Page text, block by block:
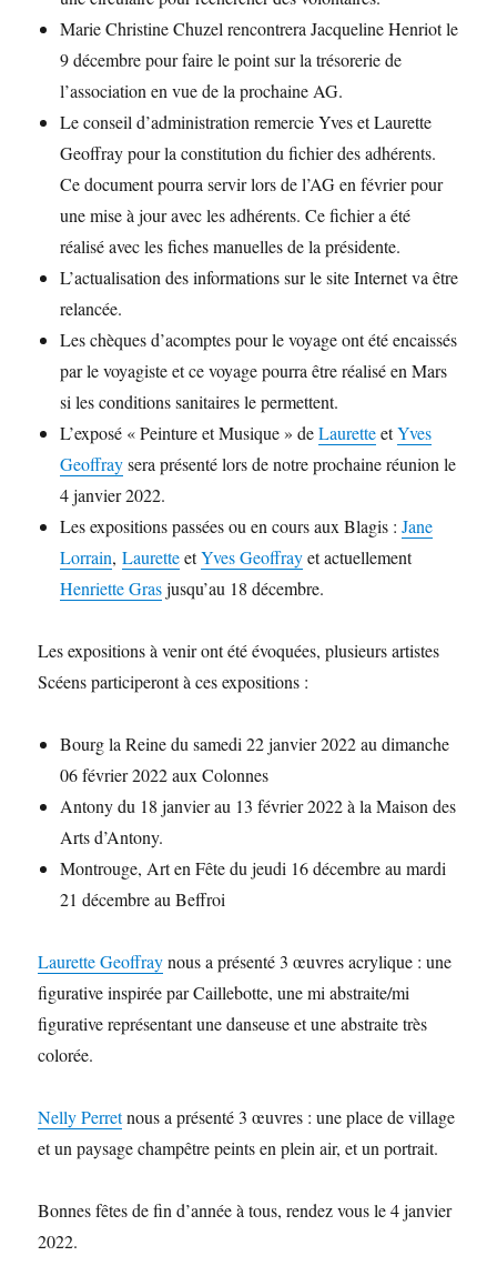
Marie Christine Chuzel rencontrera Jacqueline Henriot le
9 décembre pour faire le point sur la trésorerie de
l’association en vue de la prochaine AG.
Le conseil d’administration remercie Yves et Laurette
Geoffray pour la constitution du fichier des adhérents.
Ce document pourra servir lors de l’AG en février pour
une mise à jour avec les adhérents. Ce fichier a été
réalisé avec les fiches manuelles de la présidente.
L’actualisation des informations sur le site Internet va être
relancée.
Les chèques d’acomptes pour le voyage ont été encaissés
par le voyagiste et ce voyage pourra être réalisé en Mars
si les conditions sanitaires le permettent.
L’exposé « Peinture et Musique » deLauretteetYves
Geoffraysera présenté lors de notre prochaine réunion le
4 janvier 2022.
Les expositions passées ou en cours aux Blagis :Jane
Lorrain,LauretteetYves Geoffrayet actuellement
Henriette Grasjusqu’au 18 décembre.
Les expositions à venir ont été évoquées, plusieurs artistes
Scéens participeront à ces expositions :
Bourg la Reine du samedi 22 janvier 2022 au dimanche
06 février 2022 aux Colonnes
Antony du 18 janvier au 13 février 2022 à la Maison des
Arts d’Antony.
Montrouge, Art en Fête du jeudi 16 décembre au mardi
21 décembre au Beffroi
Laurette Geoffraynous a présenté 3 œuvres acrylique : une
figurative inspirée par Caillebotte, une mi abstraite/mi
figurative représentant une danseuse et une abstraite très
colorée.
Nelly Perretnous a présenté 3 œuvres : une place de village
et un paysage champêtre peints en plein air, et un portrait.
Bonnes fêtes de fin d’année à tous, rendez vous le 4 janvier
2022.